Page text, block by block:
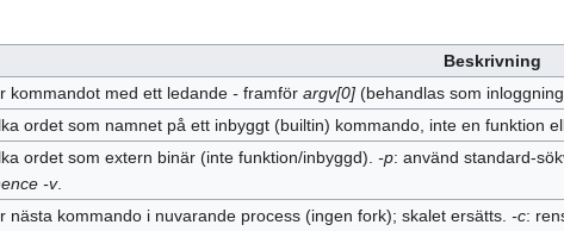
Beskrivning
kommandot med ett ledande -framför argv[0](behandlas som
ordet som namnet på ett inbyggt (builtin) kommando, inte en funktion
ordet som extern binär (inte funktion/inbyggd). -p: använd
-v.
nästa kommando i nuvarande process (ingen fork); skalet ersätts. -c: